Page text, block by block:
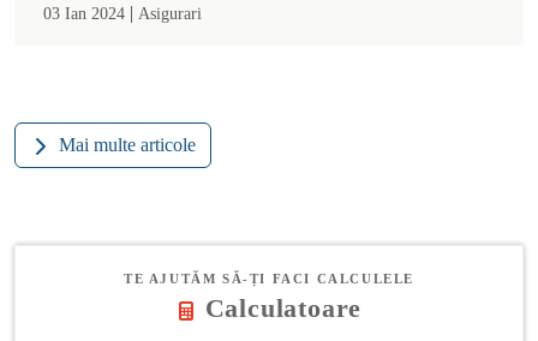
03 Ian 2024 | Asigurari
Mai multe articole
TE AJUTĂM SĂ-ȚI FACI CALCULELE
Calculatoare